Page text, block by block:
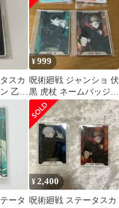
スカ
乙骨
¥999
呪術廻戦 ジャンショ 伏
黒 虎杖 ネームバッジ
ステータスカード
ータ
¥2,400
呪術廻戦 ステータスカ